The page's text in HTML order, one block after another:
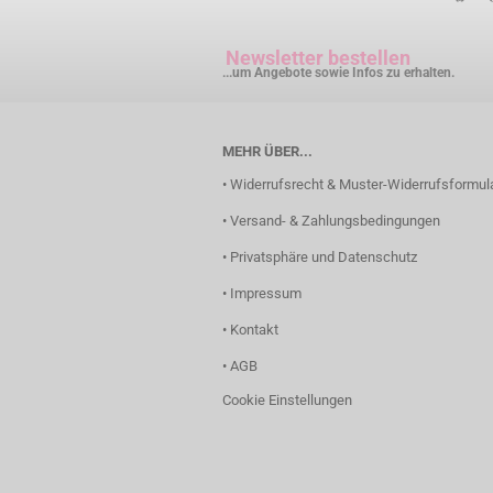
Newsletter bestellen
...um Angebote sowie Infos zu erhalten.
MEHR ÜBER...
• Widerrufsrecht & Muster-
• Versand- & Zahlungsbedingungen
• Privatsphäre und Datenschutz
• Impressum
• Kontakt
• AGB
Cookie Einstellungen